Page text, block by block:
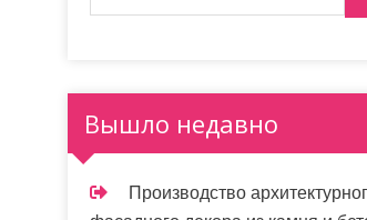
Вышло недавно
Производство